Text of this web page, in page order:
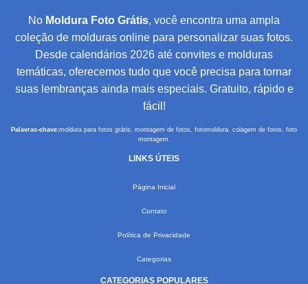
No Moldura Foto Grátis, você encontra uma ampla
coleção de molduras online para personalizar suas fotos.
Desde calendários 2026 até convites e molduras
temáticas, oferecemos tudo que você precisa para tornar
suas lembranças ainda mais especiais. Gratuito, rápido e
fácil!
Palavras-chave:moldura para fotos grátis, montagem de fotos, fotomoldura, colagem de fotos, foto
montagem.
LINKS ÚTEIS
Página Inicial
Contato
Política de Privacidade
Categorias
CATEGORIAS POPULARES